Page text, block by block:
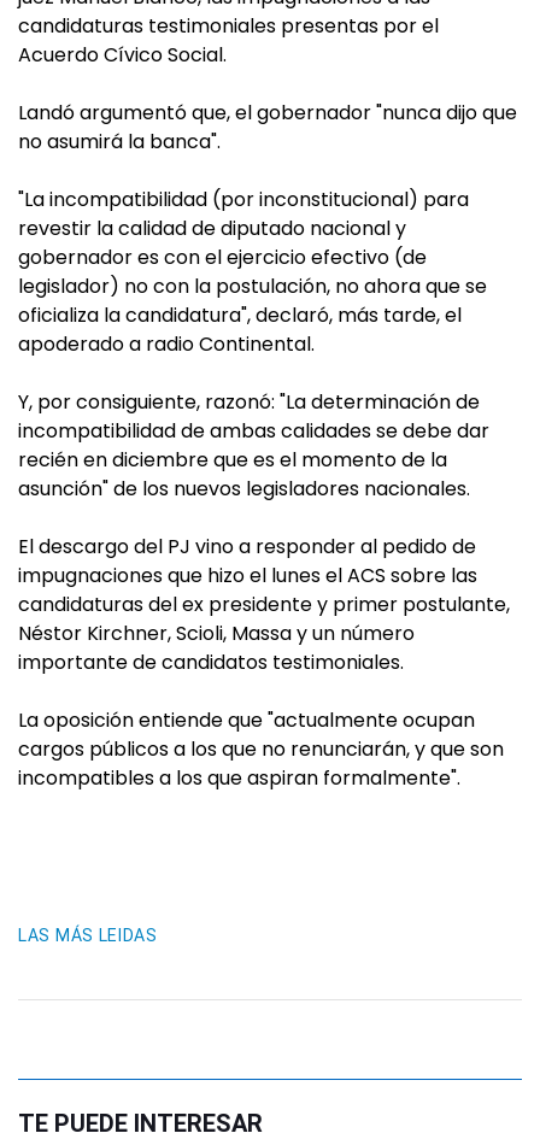
candidaturas testimoniales presentas por el
Acuerdo Cívico Social.
Landó argumentó que, el gobernador "nunca dijo que
no asumirá la banca".
"La incompatibilidad (por inconstitucional) para
revestir la calidad de diputado nacional y
gobernador es con el ejercicio efectivo (de
legislador) no con la postulación, no ahora que se
oficializa la candidatura", declaró, más tarde, el
apoderado a radio Continental.
Y, por consiguiente, razonó: "La determinación de
incompatibilidad de ambas calidades se debe dar
recién en diciembre que es el momento de la
asunción" de los nuevos legisladores nacionales.
El descargo del PJ vino a responder al pedido de
impugnaciones que hizo el lunes el ACS sobre las
candidaturas del ex presidente y primer postulante,
Néstor Kirchner, Scioli, Massa y un número
importante de candidatos testimoniales.
La oposición entiende que "actualmente ocupan
cargos públicos a los que no renunciarán, y que son
incompatibles a los que aspiran formalmente".
LAS MÁS LEIDAS
TE PUEDE INTERESAR